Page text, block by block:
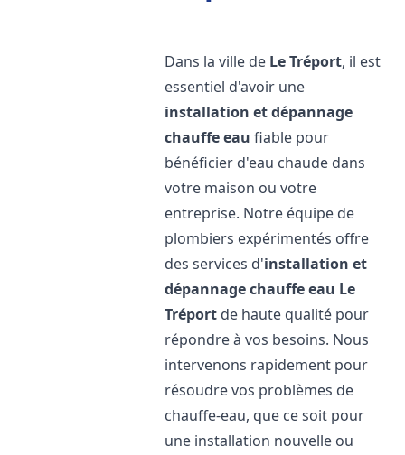
Dans la ville de Le Tréport, il est
essentiel d'avoir une
installation et dépannage
chauffe eau fiable pour
bénéficier d'eau chaude dans
votre maison ou votre
entreprise. Notre équipe de
plombiers expérimentés offre
des services d'installation et
dépannage chauffe eau Le
Tréport de haute qualité pour
répondre à vos besoins. Nous
intervenons rapidement pour
résoudre vos problèmes de
chauffe-eau, que ce soit pour
une installation nouvelle ou